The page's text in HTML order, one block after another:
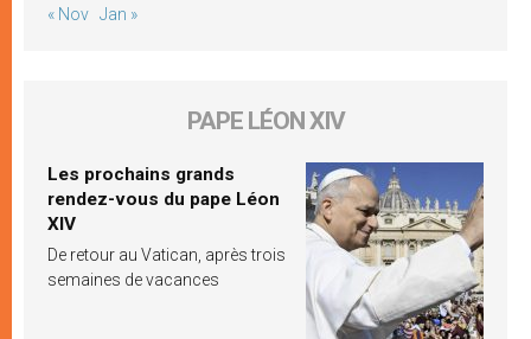
« Nov Jan »
PAPE LÉON XIV
Les prochains grands
rendez-vous du pape Léon
XIV
De retour au Vatican, après trois
semaines de vacances